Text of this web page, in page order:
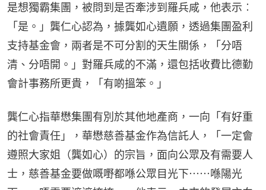
是想獨霸集團，被問到是否牽涉到羅兵咸，他表示︰
「是。」龔仁心認為，據龔如心遺願，透過集團盈利
支持基金會，兩者是不可分割的天生關係，「分唔
清、分唔開。」對羅兵咸的不滿，還包括收費比德勤
會計事務所更貴，「有啲搵笨。」
龔仁心指華懋集團有別於其他地產商，一向「有好重
的社會責任」，華懋慈善基金作為信託人，「一定會
遵照大家姐（龔如心）的宗旨，面向公眾及有需要人
士，慈善基金要做嘅嘢都喺公眾目光下⋯⋯喺陽光